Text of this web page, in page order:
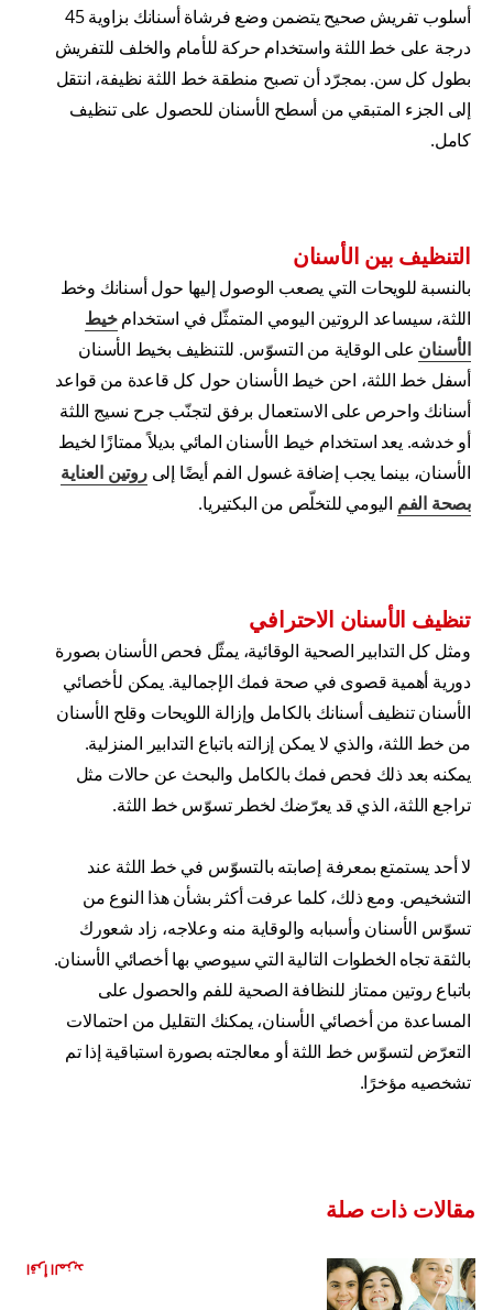
أسلوب تفريش صحيح يتضمن وضع فرشاة أسنانك بزاوية 45
درجة على خط اللثة واستخدام حركة للأمام والخلف للتفريش
بطول كل سن. بمجرّد أن تصبح منطقة خط اللثة نظيفة، انتقل
إلى الجزء المتبقي من أسطح الأسنان للحصول على تنظيف
كامل.
التنظيف بين الأسنان
بالنسبة للويحات التي يصعب الوصول إليها حول أسنانك وخط
اللثة، سيساعد الروتين اليومي المتمثّل في استخدامخيط
الأسنان على الوقاية من التسوّس. للتنظيف بخيط الأسنان
أسفل خط اللثة، احن خيط الأسنان حول كل قاعدة من قواعد
أسنانك واحرص على الاستعمال برفق لتجنّب جرح نسيج اللثة
أو خدشه. يعد استخدام خيط الأسنان المائي بديلاً ممتازًا لخيط
الأسنان، بينما يجب إضافة غسول الفم أيضًا إلىروتين العناية
بصحة الفم اليومي للتخلّص من البكتيريا.
تنظيف الأسنان الاحترافي
ومثل كل التدابير الصحية الوقائية، يمثّل فحص الأسنان بصورة
دورية أهمية قصوى في صحة فمك الإجمالية. يمكن لأخصائي
الأسنان تنظيف أسنانك بالكامل وإزالة اللويحات وقلح الأسنان
من خط اللثة، والذي لا يمكن إزالته باتباع التدابير المنزلية.
يمكنه بعد ذلك فحص فمك بالكامل والبحث عن حالات مثل
تراجع اللثة، الذي قد يعرّضك لخطر تسوّس خط اللثة.
لا أحد يستمتع بمعرفة إصابته بالتسوّس في خط اللثة عند
التشخيص. ومع ذلك، كلما عرفت أكثر بشأن هذا النوع من
تسوّس الأسنان وأسبابه والوقاية منه وعلاجه، زاد شعورك
بالثقة تجاه الخطوات التالية التي سيوصي بها أخصائي الأسنان.
باتباع روتين ممتاز للنظافة الصحية للفم والحصول على
المساعدة من أخصائي الأسنان، يمكنك التقليل من احتمالات
التعرّض لتسوّس خط اللثة أو معالجته بصورة استباقية إذا تم
تشخصيه مؤخرًا.
مقالات ذات صلة
اقرأ المزيد